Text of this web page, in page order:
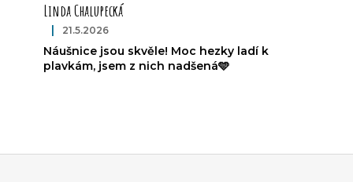
c
Linda Chalupecká
Hodnocení produktu je 5 z 5 hvězdiček.
21.5.2026
Náušnice jsou skvěle! Moc hezky ladí k
plavkám, jsem z nich nadšená🩵